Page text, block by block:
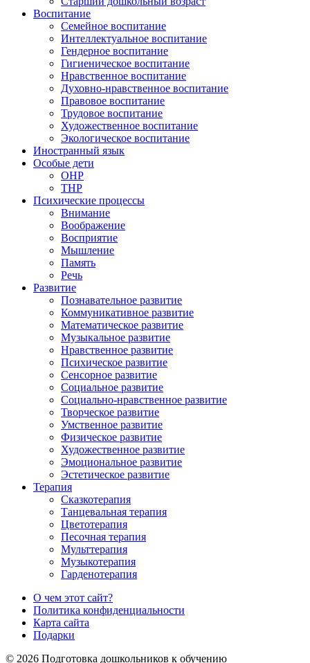
Воспитание
Семейное воспитание
Интеллектуальное воспитание
Гендерное воспитание
Гигиеническое воспитание
Нравственное воспитание
Духовно-нравственное воспитание
Правовое воспитание
Трудовое воспитание
Художественное воспитание
Экологическое воспитание
Иностранный язык
Особые дети
ОНР
ТНР
Психические процессы
Внимание
Воображение
Восприятие
Мышление
Память
Речь
Развитие
Познавательное развитие
Коммуникативное развитие
Математическое развитие
Музыкальное развитие
Нравственное развитие
Психическое развитие
Сенсорное развитие
Социальное развитие
Социально-нравственное развитие
Творческое развитие
Умственное развитие
Физическое развитие
Художественное развитие
Эмоциональное развитие
Эстетическое развитие
Терапия
Сказкотерапия
Танцевальная терапия
Цветотерапия
Песочная терапия
Мульттерапия
Музыкотерапия
Гарденотерапия
О чем этот сайт?
Политика конфиденциальности
Карта сайта
Подарки
© 2026 Подготовка дошкольников к обучению